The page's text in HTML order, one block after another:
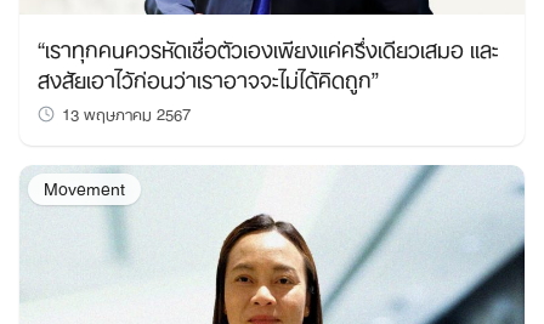
“เราทุกคนควรหัดเชื่อตัวเองเพียงแค่ครึ่งเดียวเสมอ และ
สงสัยเอาไว้ก่อนว่าเราอาจจะไม่ได้คิดถูก”
13 พฤษภาคม 2567
Movement